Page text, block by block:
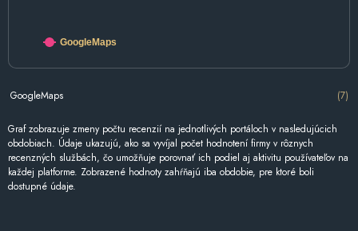
GoogleMaps
GoogleMaps (7)
Graf zobrazuje zmeny počtu recenzií na jednotlivých portáloch v nasledujúcich
obdobiach. Údaje ukazujú, ako sa vyvíjal počet hodnotení firmy v rôznych
recenzných službách, čo umožňuje porovnať ich podiel aj aktivitu používateľov na
každej platforme. Zobrazené hodnoty zahŕňajú iba obdobie, pre ktoré boli
dostupné údaje.